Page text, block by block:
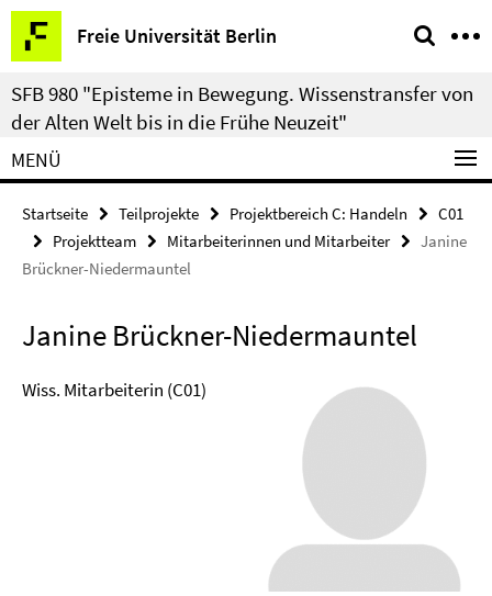
Springe
direkt
zu
Inhalt
Freie Universität Berlin
Service-
Navigation
SFB 980 "Episteme in Bewegung. Wissenstransfer von
der Alten Welt bis in die Frühe Neuzeit"
MENÜ
Startseite Teilprojekte Projektbereich C: Handeln
C01
Projektteam
Mitarbeiterinnen und Mitarbeiter
Janine
Brückner-Niedermauntel
Janine Brückner-Niedermauntel
Wiss. Mitarbeiterin (C01)